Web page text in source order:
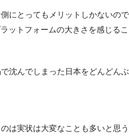
にとってもメリットしかないので
ットフォームの大きさを感じるこ
沈んでしまった日本をどんどんぶ
は実状は大変なことも多いと思う